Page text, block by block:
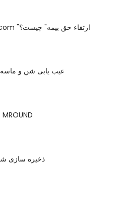
WordPress.com "ارتقاء حق بیمه" چیست؟
عیب یابی شن و ماسه
عملکرد اکسل MROUND
ذخیره سازی